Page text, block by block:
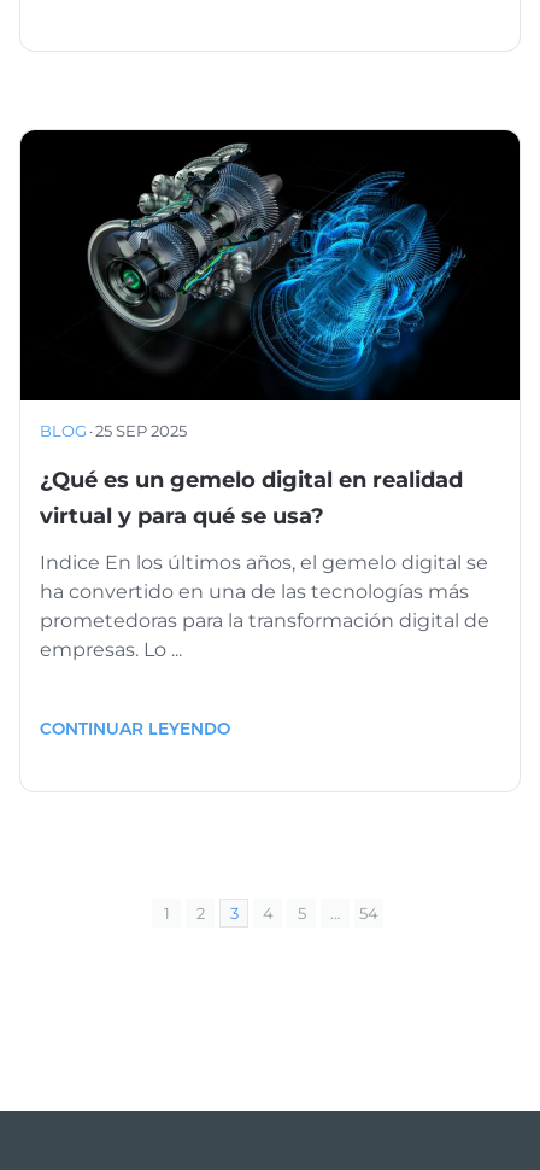
BLOG ·25 SEP 2025
¿Qué es un gemelo digital en realidad
virtual y para qué se usa?
Indice En los últimos años, el gemelo digital se
ha convertido en una de las tecnologías más
prometedoras para la transformación digital de
empresas. Lo ...
CONTINUAR LEYENDO
1 2 3 4 5 … 54